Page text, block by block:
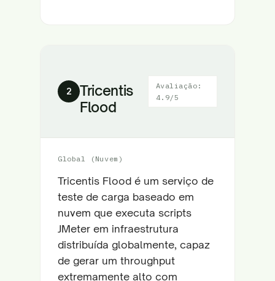
2
Tricentis
Flood
Avaliação:
4.9/5
Global (Nuvem)
Tricentis Flood é um serviço de
teste de carga baseado em
nuvem que executa scripts
JMeter em infraestrutura
distribuída globalmente, capaz
de gerar um throughput
extremamente alto com